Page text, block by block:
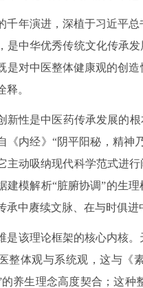
千年演进，深植于习近平
是中华优秀传统文化传承
是对中医整体健康观的创
释。
新性是中医药传承发展的
《内经》“阴平阳秘，精神
主动吸纳现代科学范式进
建模解析“脏腑协调”的生
承中赓续文脉、在与时俱进
是该理论框架的核心内核
整体观与系统观，这与《
的养生理念高度契合；这